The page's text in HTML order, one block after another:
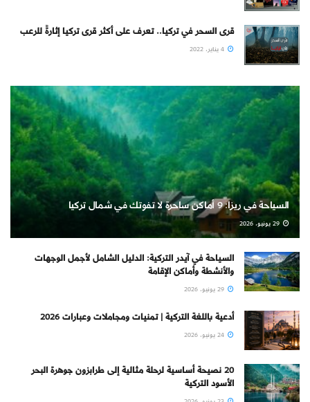
قرى السحر في تركيا.. تعرف على أكثر قرى تركيا إثارةً للرعب
السياحة في ريزا: 9 أماكن ساحرة لا تفوتك في شمال تركيا
السياحة في آيدر التركية: الدليل الشامل لأجمل الوجهات
والأنشطة وأماكن الإقامة
أدعية باللغة التركية | تمنيات ومجاملات وعبارات 2026
20 نصيحة أساسية لرحلة مثالية إلى طرابزون جوهرة البحر
الأسود التركية